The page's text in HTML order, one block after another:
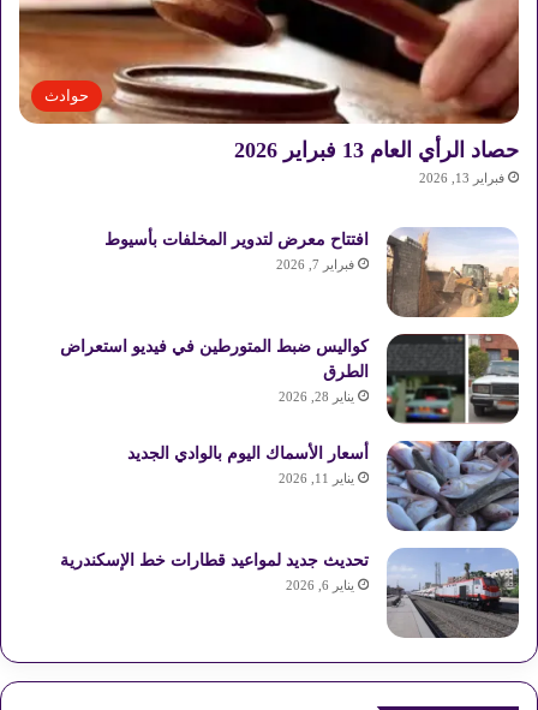
حوادث
حصاد الرأي العام 13 فبراير 2026
فبراير 13, 2026
افتتاح معرض لتدوير المخلفات بأسيوط
فبراير 7, 2026
كواليس ضبط المتورطين في فيديو استعراض
الطرق
يناير 28, 2026
أسعار الأسماك اليوم بالوادي الجديد
يناير 11, 2026
تحديث جديد لمواعيد قطارات خط الإسكندرية
يناير 6, 2026